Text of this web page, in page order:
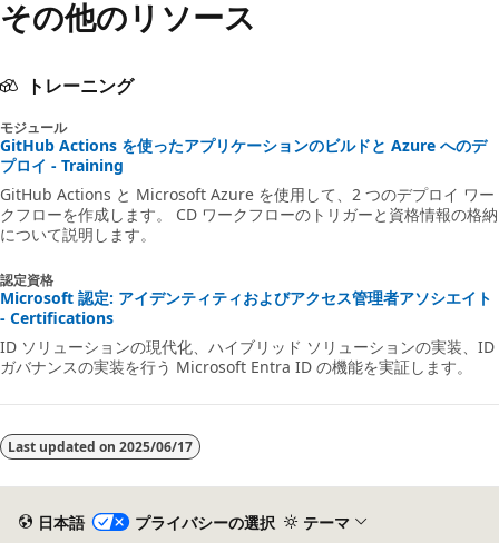
その他のリソース
トレーニング
モジュール
GitHub Actions を使ったアプリケーションのビルドと Azure へのデ
プロイ - Training
GitHub Actions と Microsoft Azure を使用して、2 つのデプロイ ワー
クフローを作成します。 CD ワークフローのトリガーと資格情報の格納
について説明します。
認定資格
Microsoft 認定: アイデンティティおよびアクセス管理者アソシエイト
- Certifications
ID ソリューションの現代化、ハイブリッド ソリューションの実装、ID
ガバナンスの実装を行う Microsoft Entra ID の機能を実証します。
Last updated on 2025/06/17
日本語 プライバシーの選択 テーマ